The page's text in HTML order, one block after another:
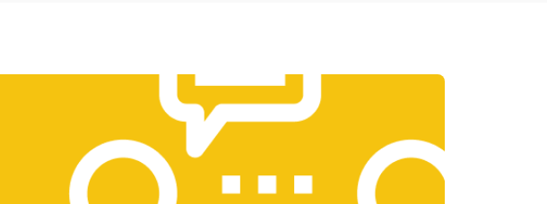
от 3300 ₽
от 1400 ₽ Заказать